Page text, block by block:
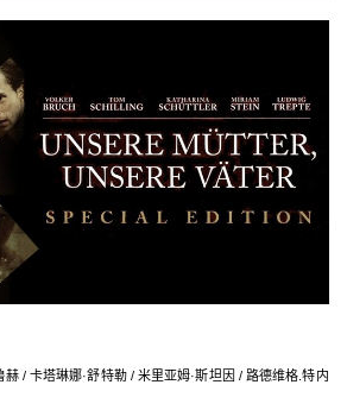
赫 / 卡塔琳娜·舒特勒 / 米里亚姆·斯坦因 / 路德维格.特内